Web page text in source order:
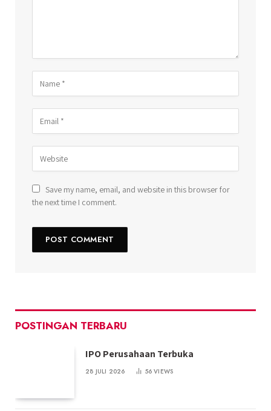
Save my name, email, and website in this browser for
the next time I comment.
POSTINGAN TERBARU
IPO Perusahaan Terbuka
28 JULI 2026 56VIEWS